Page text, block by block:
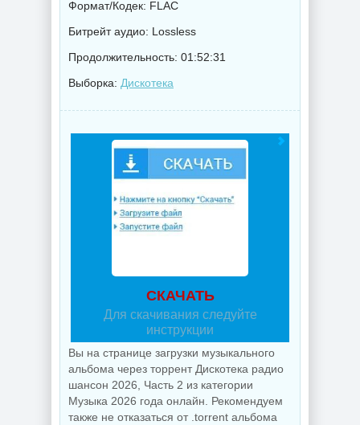
Формат/Кодек: FLAC
Битрейт аудио: Lossless
Продолжительность: 01:52:31
Выборка: Дискотека
СКАЧАТЬ
Для скачивания следуйте
инструкции
Вы на странице загрузки музыкального
альбома через торрент Дискотека радио
шансон 2026, Часть 2 из категории
Музыка 2026 года онлайн. Рекомендуем
также не отказаться от .torrent альбома